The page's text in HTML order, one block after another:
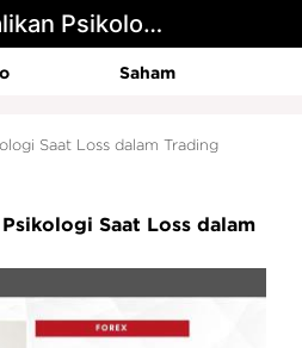
Tips Mengendalikan Psikologi Saat Loss dalam Trading
Saham
Saat Loss dalam Trading
Saat Loss dalam